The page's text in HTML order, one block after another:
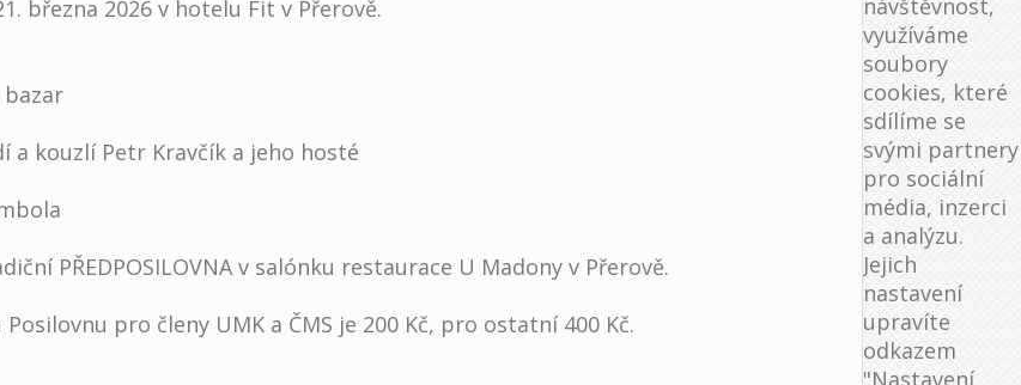
března 2026 v hotelu Fit v Přerově.
a kouzlí Petr Kravčík a jeho hosté
PŘEDPOSILOVNA v salónku restaurace U Madony v Přerově.
pro členy UMK a ČMS je 200 Kč, pro ostatní 400 Kč.
návštěvnost,
využíváme
soubory
cookies, které
sdílíme se
svými partnery
pro sociální
média, inzerci
a analýzu.
Jejich
nastavení
upravíte
odkazem
"Nastavení